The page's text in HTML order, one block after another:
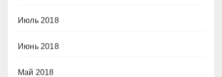
Июль 2018
Июнь 2018
Май 2018